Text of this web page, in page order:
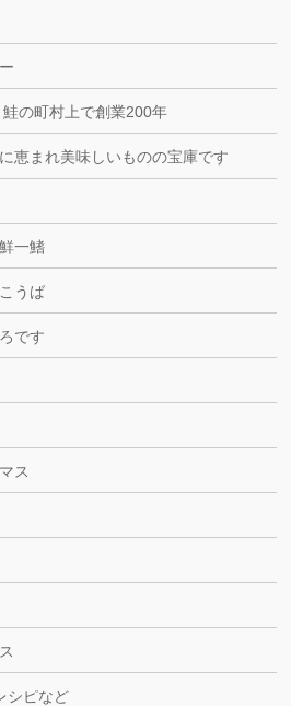
の町村上で創業200年
恵まれ美味しいものの宝庫です
一鰭
うば
です
ス
シピなど